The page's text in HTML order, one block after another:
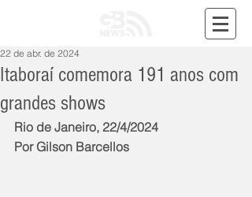
Itaboraí comemora 191 anos com
grandes shows
22 de abr. de 2024
Rio de Janeiro, 22/4/2024
Por Gilson Barcellos